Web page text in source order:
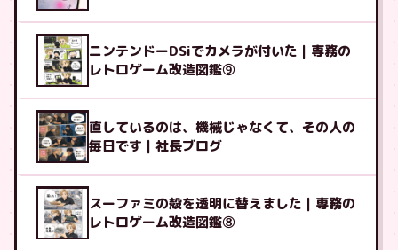
ニンテンドーDSiでカメラが付いた｜専務の
レトロゲーム改造図鑑⑨
直しているのは、機械じゃなくて、その人の
毎日です｜社長ブログ
スーファミの殻を透明に替えました｜専務の
レトロゲーム改造図鑑⑧